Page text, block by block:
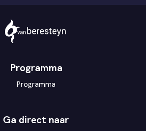
Theater
Programma
Programma
Ga direct naar